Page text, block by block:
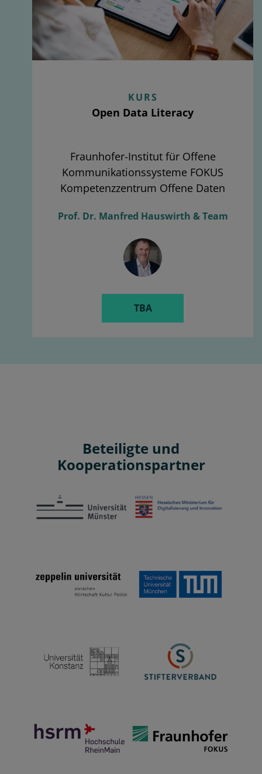
KURS
Open Data Literacy
Fraunhofer-Institut für Offene
Kommunikationssysteme FOKUS
Kompetenzzentrum Offene Daten
Prof. Dr. Manfred Hauswirth & Team
TBA
Beteiligte und
Kooperationspartner